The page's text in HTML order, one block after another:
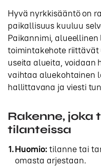
Hyvä nyrkkisääntö on
paikallisuus kuuluu
Paikannimi, alueellinen
toimintakehote riittävät
useita alueita, voidaan
vaihtaa aluekohtainen
hallittavana ja viesti
Rakenne, joka
tilanteissa
Huomio:tilanne tai
omasta arjestaan.